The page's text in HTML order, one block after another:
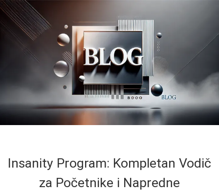
Insanity Program: Kompletan Vodič
za Početnike i Napredne